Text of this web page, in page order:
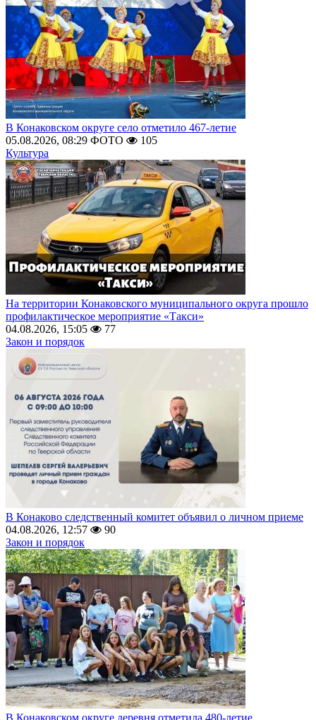
В Конаковском округе село отметило 467-летие
05.08.2026, 08:29 ФОТО
105
Культура
На территории Конаковского муниципального округа прошло
профилактическое мероприятие «Такси»
04.08.2026, 15:05
77
Закон и порядок
В Конаково следственный комитет объявил о личном приеме
04.08.2026, 12:57
90
Закон и порядок
В Конаковском округе деревня отметила 480-летие